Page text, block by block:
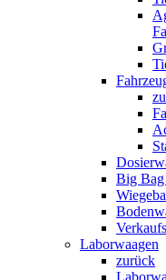
Big Bag
Laborwaagen
zurück